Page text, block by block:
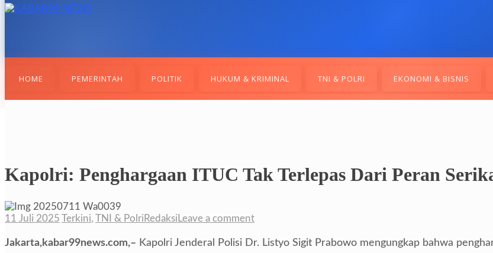
HOME PEMERINTAH POLITIK HUKUM & KRIMINAL TNI & POLRI EKONOMI & BISNIS
Kapolri: Penghargaan ITUC Tak Terlepas Dari Peran
11 Juli 2025 Terkini, TNI & Polri Redaksi Leave a comment
Jakarta,kabar99news.com,– Kapolri Jenderal Polisi Dr. Listyo Sigit Prabowo mengungkap bahwa